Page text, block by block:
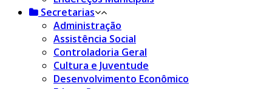
Secretarias
Administração
Assistência Social
Controladoria Geral
Cultura e Juventude
Desenvolvimento Econômico